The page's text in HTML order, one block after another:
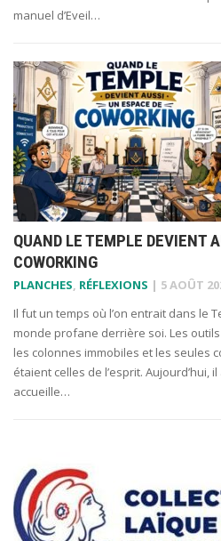
manuel d’Eveil…
QUAND LE TEMPLE DEVIENT
COWORKING
PLANCHES, RÉFLEXIONS | 5 AOÛT
Il fut un temps où l’on entrait dans le
monde profane derrière soi. Les
les colonnes immobiles et les seules
étaient celles de l’esprit. Aujourd’hui,
accueille…